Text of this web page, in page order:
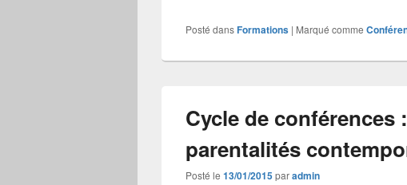
Posté dansFormations | Marqué comme
Cycle de conférences
parentalités
Posté le 13/01/2015paradmin